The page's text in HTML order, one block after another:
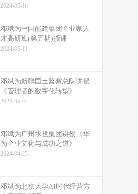
2024-05-16
邓斌为中国能建集团企业家人
才高研班(第五期)授课
2024-05-11
邓斌为新疆国土监察总队讲授
《管理者的数字化转型》
2024-05-07
邓斌为广州水投集团讲授《华
为企业文化与成功之道》
2024-04-25
邓斌为北京大学AI时代经营方